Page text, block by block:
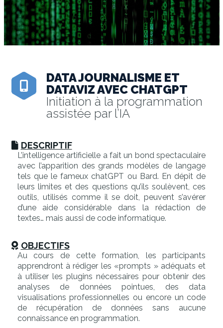
DATA JOURNALISME ET
DATAVIZ AVEC CHATGPT
Initiation à la programmation
assistée par l’IA
DESCRIPTIF
L’intelligence artificielle a fait un bond spectaculaire
avec l’apparition des grands modèles de langage
tels que le fameux chatGPT ou Bard. En dépit de
leurs limites et des questions qu’ils soulèvent, ces
outils, utilisés comme il se doit, peuvent s’avérer
d’une aide considérable dans la rédaction de
textes… mais aussi de code informatique.
OBJECTIFS
Au cours de cette formation, les participants
apprendront à rédiger les «prompts » adéquats et
à utiliser les plugins nécessaires pour obtenir des
analyses de données pointues, des data
visualisations professionnelles ou encore un code
de récupération de données sans aucune
connaissance en programmation.